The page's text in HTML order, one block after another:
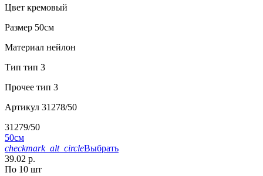
Цвет кремовый
Размер 50см
Материал нейлон
Тип тип 3
Прочее тип 3
Артикул 31278/50
31279/50
50см
checkmark_alt_circleВыбрать
39.02 р.
По 10 шт